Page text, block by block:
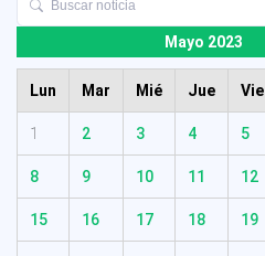
Mayo 2023
Lun Mar Mié Jue Vie
1 2 3 4 5
8 9 10 11 12
15 16 17 18 19